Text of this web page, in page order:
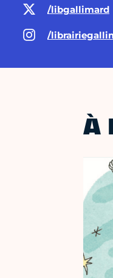
/libgallimard
/
À